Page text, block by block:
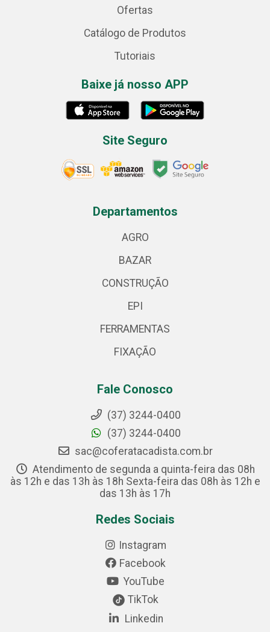
Ofertas
Catálogo de Produtos
Tutoriais
Baixe já nosso APP
Site Seguro
Departamentos
AGRO
BAZAR
CONSTRUÇÃO
EPI
FERRAMENTAS
FIXAÇÃO
Fale Conosco
(37) 3244-0400
(37) 3244-0400
sac@coferatacadista.com.br
Atendimento de segunda a quinta-feira das 08h
às 12h e das 13h às 18h Sexta-feira das 08h às 12h e
das 13h às 17h
Redes Sociais
Instagram
Facebook
YouTube
TikTok
Linkedin